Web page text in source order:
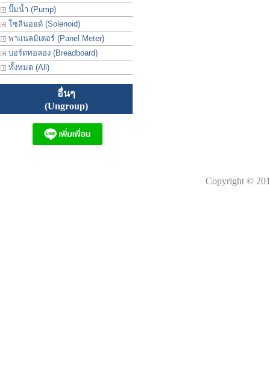
ปั๊มน้ำ (Pump)
โซลินอยด์ (Solenoid)
พาแนลมิเตอร์ (Panel Meter)
บอร์ดทอลอง (Breadboard)
ทั้งหมด (All)
อื่นๆ
(Ungroup)
Copyright ©